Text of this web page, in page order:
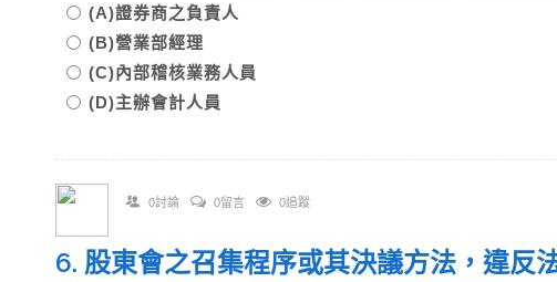
(A)證券商之負責人
(B)營業部經理
(C)內部稽核業務人員
(D)主辦會計人員
0討論 0留言 0追蹤
6. 股東會之召集程序或其決議方法，違反